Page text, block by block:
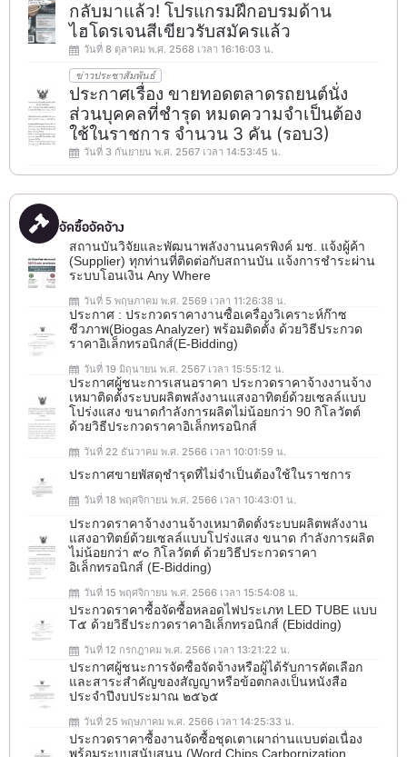
กลับมาแล้ว! โปรแกรมฝึกอบรมด้าน
ไฮโดรเจนสีเขียวรับสมัครแล้ว
วันที่ 8 ตุลาคม พ.ศ. 2568 เวลา 16:16:03 น.
ข่าวประชาสัมพันธ์
ประกาศเรื่อง ขายทอดตลาดรถยนต์นั่ง
ส่วนบุคคลที่ชำรุด หมดความจำเป็นต้อง
ใช้ในราชการ จำนวน 3 คัน (รอบ3)
วันที่ 3 กันยายน พ.ศ. 2567 เวลา 14:53:45 น.
จัดซื้อจัดจ้าง
สถานบันวิจัยและพัฒนาพลังงานนครพิงค์ มช. แจ้งผู้ค้า
(Supplier) ทุกท่านที่ติดต่อกับสถานบัน แจ้งการชำระผ่าน
ระบบโอนเงิน Any Where
วันที่ 5 พฤษภาคม พ.ศ. 2569 เวลา 11:26:38 น.
ประกาศ : ประกวดราคางานซื้อเครื่องวิเคราะห์ก๊าซ
ชีวภาพ(ฺBiogas Analyzer) พร้อมติดตั้ง ด้วยวิธีประกวด
ราคาอิเล็กทรอนิกส์(e-Bidding)
วันที่ 19 มิถุนายน พ.ศ. 2567 เวลา 15:55:12 น.
ประกาศผู้ชนะการเสนอราคา ประกวดราคาจ้างงานจ้าง
เหมาติดตั้งระบบผลิตพลังงานแสงอาทิตย์ด้วยเซลล์แบบ
โปร่งแสง ขนาดกำลังการผลิตไม่น้อยกว่า 90 กิโลวัตต์
ด้วยวิธีประกวดราคาอิเล็กทรอนิกส์
วันที่ 22 ธันวาคม พ.ศ. 2566 เวลา 10:01:59 น.
ประกาศขายพัสดุชำรุดที่ไม่จำเป็นต้องใช้ในราชการ
วันที่ 18 พฤศจิกายน พ.ศ. 2566 เวลา 10:43:01 น.
ประกวดราคาจ้างงานจ้างเหมาติดตั้งระบบผลิตพลังงาน
แสงอาทิตย์ด้วยเซลล์แบบโปร่งแสง ขนาด กำลังการผลิต
ไม่น้อยกว่า ๙๐ กิโลวัตต์ ด้วยวิธีประกวดราคา
อิเล็กทรอนิกส์ (e-Bidding)
วันที่ 15 พฤศจิกายน พ.ศ. 2566 เวลา 15:54:08 น.
ประกวดราคาซื้อจัดซื้อหลอดไฟประเภท LED TUBE แบบ
T๕ ด้วยวิธีประกวดราคาอิเล็กทรอนิกส์ (ebidding)
วันที่ 12 กรกฎาคม พ.ศ. 2566 เวลา 13:21:22 น.
ประกาศผู้ชนะการจัดซื้อจัดจ้างหรือผู้ได้รับการคัดเลือก
และสาระสำคัญของสัญญาหรือข้อตกลงเป็นหนังสือ
ประจำปีงบประมาณ ๒๕๖๕
วันที่ 25 พฤษภาคม พ.ศ. 2566 เวลา 14:25:33 น.
ประกวดราคาซื้องานจัดซื้อชุดเตาเผาถ่านแบบต่อเนื่อง
พร้อมระบบสนับสนุน (Word Chips Carbornization